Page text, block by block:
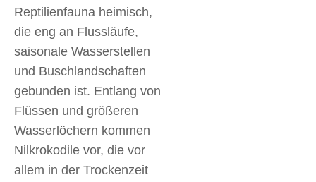
Reptilienfauna heimisch,
die eng an Flussläufe,
saisonale Wasserstellen
und Buschlandschaften
gebunden ist. Entlang von
Flüssen und größeren
Wasserlöchern kommen
Nilkrokodile vor, die vor
allem in der Trockenzeit